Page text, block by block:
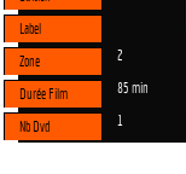
Label
Zone
2
Durée Film 85 min
Nb Dvd 1